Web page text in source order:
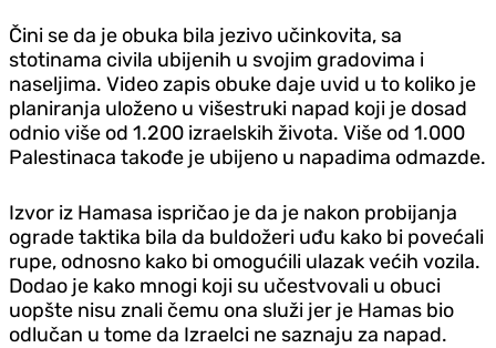
Čini se da je obuka bila jezivo učinkovita, sa
stotinama civila ubijenih u svojim gradovima i
naseljima. Video zapis obuke daje uvid u to koliko je
planiranja uloženo u višestruki napad koji je dosad
odnio više od 1.200 izraelskih života. Više od 1.000
Palestinaca takođe je ubijeno u napadima odmazde.
Izvor iz Hamasa ispričao je da je nakon probijanja
ograde taktika bila da buldožeri uđu kako bi povećali
rupe, odnosno kako bi omogućili ulazak većih vozila.
Dodao je kako mnogi koji su učestvovali u obuci
uopšte nisu znali čemu ona služi jer je Hamas bio
odlučan u tome da Izraelci ne saznaju za napad.